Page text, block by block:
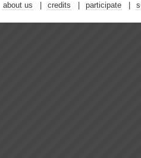
about us credits participate